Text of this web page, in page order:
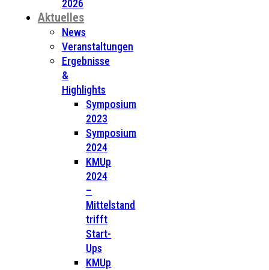
2026
Aktuelles
News
Veranstaltungen
Ergebnisse
&
Highlights
Symposium
2023
Symposium
2024
KMUp
2024
–
Mittelstand
trifft
Start-
Ups
KMUp